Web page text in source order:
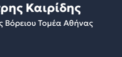
Καιρίδης
Βόρειου Τομέα Αθήνας